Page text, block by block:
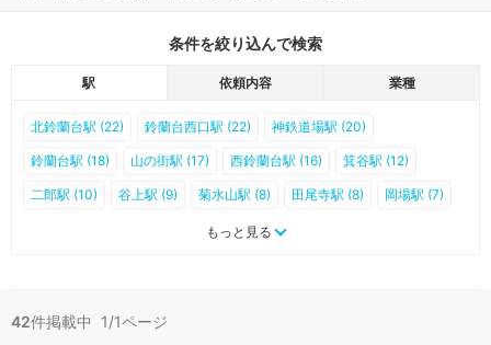
条件を絞り込んで検索
駅 依頼内容 業種
北鈴蘭台駅 (22) 鈴蘭台西口駅 (22) 神鉄道場駅 (20)
鈴蘭台駅 (18) 山の街駅 (17) 西鈴蘭台駅 (16) 箕谷駅 (12)
二郎駅 (10) 谷上駅 (9) 菊水山駅 (8) 田尾寺駅 (8) 岡場駅 (7)
藍那駅 (6)
もっと見る
42件掲載中 1/1ページ